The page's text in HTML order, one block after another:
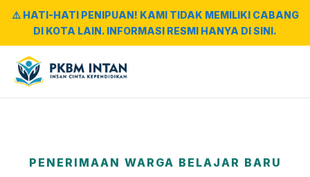
⚠️ HATI-HATI PENIPUAN! KAMI TIDAK MEMILIKI CABANG
DI KOTA LAIN. INFORMASI RESMI HANYA DI SINI.
PENERIMAAN WARGA BELAJAR BARU